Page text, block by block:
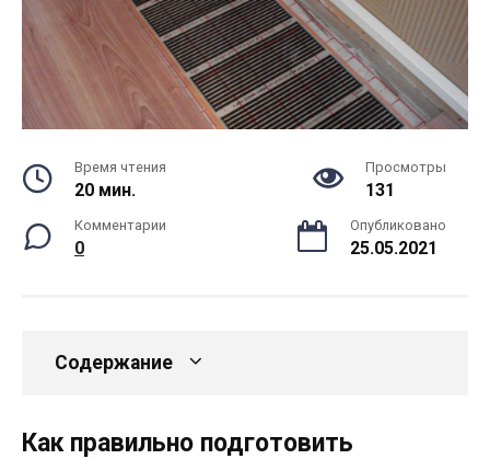
Время чтения
20 мин.
Просмотры
131
Комментарии
0
Опубликовано
25.05.2021
Содержание
Как правильно подготовить